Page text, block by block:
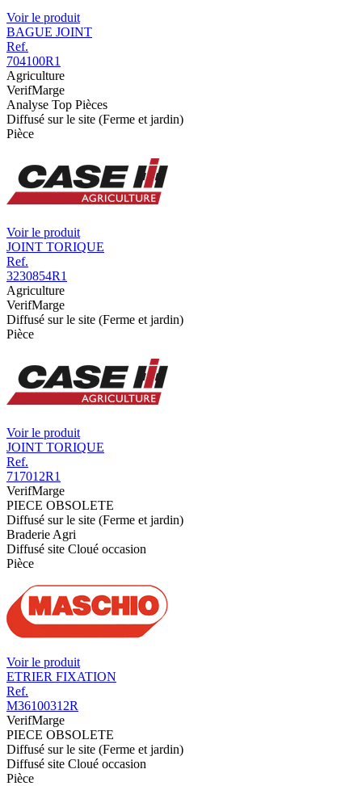
Voir le produit
BAGUE JOINT
Ref.
704100R1
Agriculture
VerifMarge
Analyse Top Pièces
Diffusé sur le site (Ferme et jardin)
Pièce
Voir le produit
JOINT TORIQUE
Ref.
3230854R1
Agriculture
VerifMarge
Diffusé sur le site (Ferme et jardin)
Pièce
Voir le produit
JOINT TORIQUE
Ref.
717012R1
VerifMarge
PIECE OBSOLETE
Diffusé sur le site (Ferme et jardin)
Braderie Agri
Diffusé site Cloué occasion
Pièce
Voir le produit
ETRIER FIXATION
Ref.
M36100312R
VerifMarge
PIECE OBSOLETE
Diffusé sur le site (Ferme et jardin)
Diffusé site Cloué occasion
Pièce